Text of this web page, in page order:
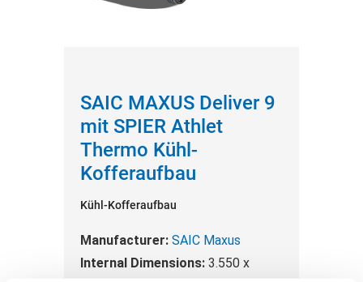
SAIC MAXUS Deliver 9
mit SPIER Athlet
Thermo Kühl-
Kofferaufbau
Kühl-Kofferaufbau
Manufacturer: SAIC Maxus
Internal Dimensions: 3.550 x